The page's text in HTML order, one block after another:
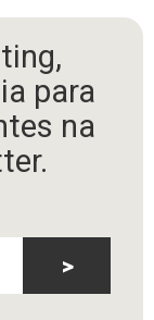
para
na
>